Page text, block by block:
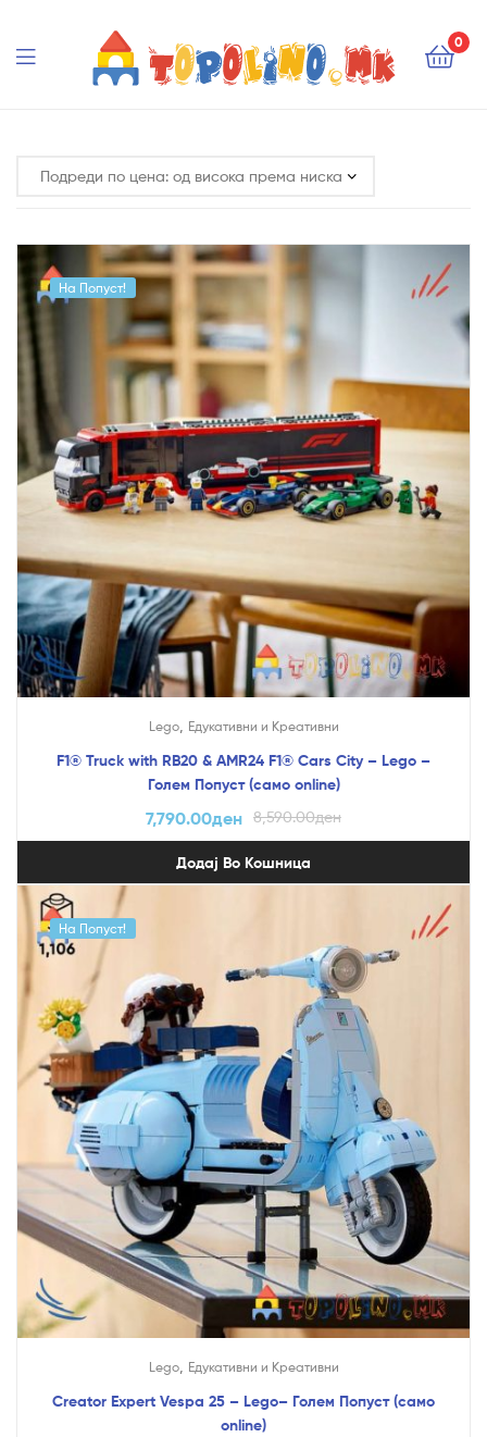
0
На Попуст!
Lego, Едукативни и Креативни
F1® Truck with RB20 & AMR24 F1® Cars City – Lego –
Голем Попуст (само online)
8,590.00ден
7,790.00ден
Додај Во Кошница
На Попуст!
Lego, Едукативни и Креативни
Creator Expert Vespa 25 – Lego– Голем Попуст (само
online)